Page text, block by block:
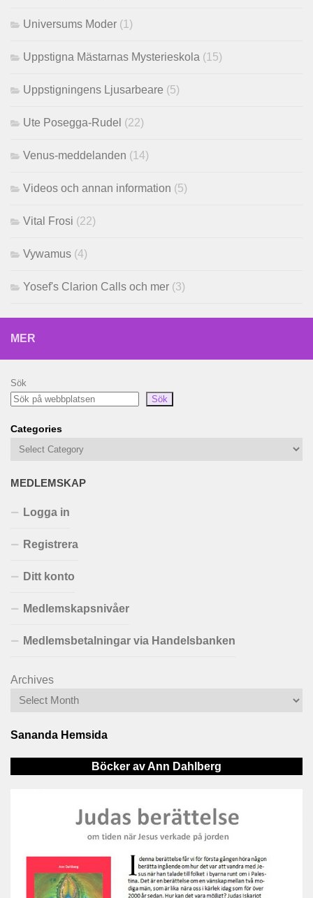
Universums Moder (1)
Uppstigna Mästarnas Mysterieskola (15)
Uppstigningens Ljusarbeare (5)
Ute Posegga-Rudel (22)
Venus-meddelanden (14)
Videos och annan information (5)
Vital Frosi (22)
Vywamus (4)
Yosef's Clarion Calls och mer (3)
MER
Sök
Sök
Categories
MEDLEMSKAP
Logga in
Registrera
Ditt konto
Medlemskapsnivåer
Medlemsbetalningar via Handelsbanken
Archives
Sananda Hemsida
Böcker av Ann Dahlberg